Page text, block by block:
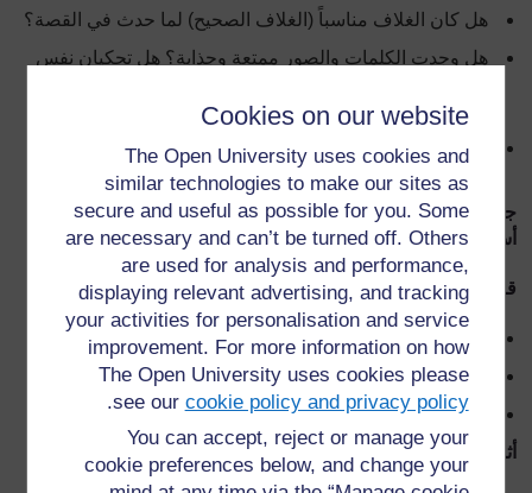
Cookies on our website
The Open University uses cookies and
similar technologies to make our sites as
secure and useful as possible for you. Some
are necessary and can’t be turned off. Others
are used for analysis and performance,
displaying relevant advertising, and tracking
your activities for personalisation and service
improvement. For more information on how
The Open University uses cookies please
see our cookie policy and privacy policy
.
You can accept, reject or manage your
cookie preferences below, and change your
هل كان الغلاف مناسباً (الغلاف الصحيح) لما حدث في القصة؟
هل وجدت الكلمات والصور ممتعة وجذابة؟ هل تحكيان نفس
الصور؟ هل ستكون الصور معبرة من دون الكلمات؟
هل سردت القصة عبر الكلمات أو الصور، أو عبر الاثنين معاً؟
هل هذا هو الحال في كل أجزاء الكتاب؟
جلستا القراءة الثانية والثالثة (ملحوظة: يجب أن تفصلهما عدة
أسابيع عن بعضهما البعض)
قبل القراءة
هل فكرت حول الكتاب منذ آخر مرة قرءناه؟
هل تود قراءته للمرة الثانية؟
ما هي الأشياء التي تتذكرها حول الكتاب؟
أثناء القراءة